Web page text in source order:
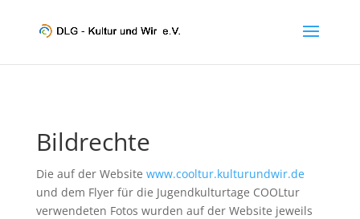
Bildrechte
Die auf der Website www.cooltur.kulturundwir.de
und dem Flyer für die Jugendkulturtage COOLtur
verwendeten Fotos wurden auf der Website jeweils